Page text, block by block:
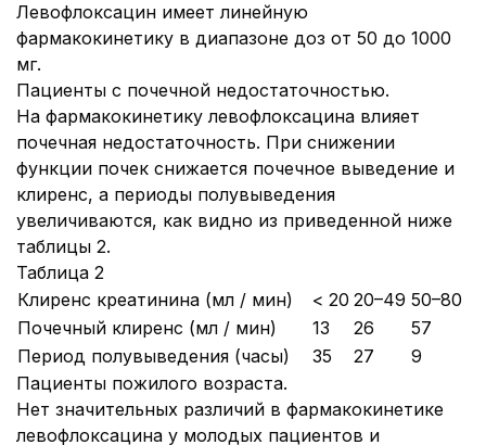
Левофлоксацин имеет линейную
фармакокинетику в диапазоне доз от 50 до 1000
мг.
Пациенты с почечной недостаточностью.
На фармакокинетику левофлоксацина влияет
почечная недостаточность. При снижении
функции почек снижается почечное выведение и
клиренс, а периоды полувыведения
увеличиваются, как видно из приведенной ниже
таблицы 2.
Таблица 2
Клиренс креатинина (мл / мин)
< 20 20–49 50–80
Почечный клиренс (мл / мин)
13 26
57
Период полувыведения (часы)
35 27
9
Пациенты пожилого возраста.
Нет значительных различий в фармакокинетике
левофлоксацина у молодых пациентов и